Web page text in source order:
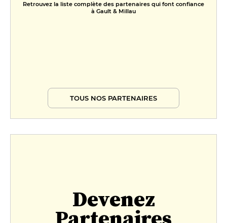
Retrouvez la liste complète des partenaires qui font confiance
à Gault & Millau
TOUS NOS PARTENAIRES
Devenez